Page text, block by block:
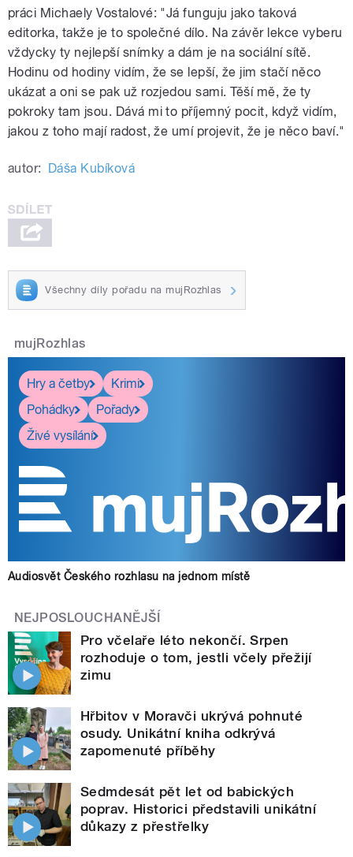
práci Michaely Vostalové: "Já funguju jako taková
editorka, takže je to společné dílo. Na závěr lekce vyberu
vždycky ty nejlepší snímky a dám je na sociální sítě.
Hodinu od hodiny vidím, že se lepší, že jim stačí něco
ukázat a oni se pak už rozjedou sami. Těší mě, že ty
pokroky tam jsou. Dává mi to příjemný pocit, když vidím,
jakou z toho mají radost, že umí projevit, že je něco baví."
autor: Dáša Kubíková
Všechny díly pořadu na mujRozhlas
mujRozhlas
Hry a četby
Krimi
Pohádky
Pořady
Živé vysílání
Audiosvět Českého rozhlasu na jednom místě
NEJPOSLOUCHANĚJŠÍ
Pro včelaře léto nekončí. Srpen
rozhoduje o tom, jestli včely přežijí
zimu
Hřbitov v Moravči ukrývá pohnuté
osudy. Unikátní kniha odkrývá
zapomenuté příběhy
Sedmdesát pět let od babických
poprav. Historici představili unikátní
důkazy z přestřelky